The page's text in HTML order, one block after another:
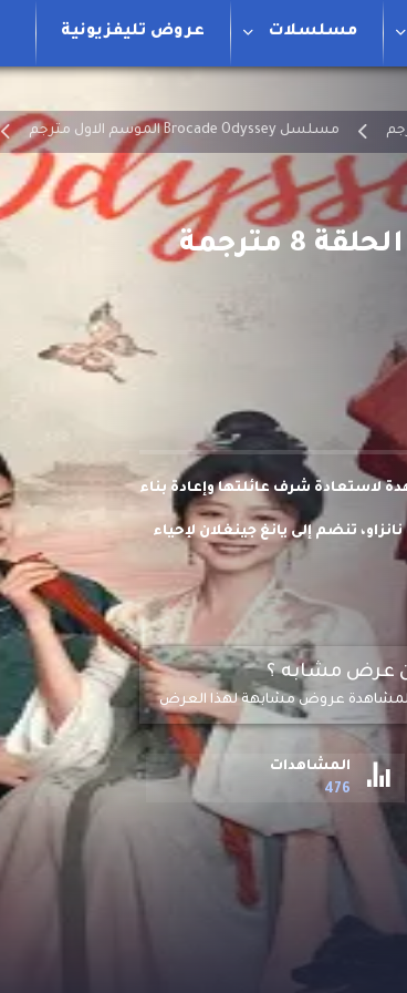
مسلسلات عروض تليفزيونية
مسلسل Brocade Odyssey الموسم الاول مترجم
لاستعادة شرف عائلتها وإعادة بناء
تنضم إلى يانغ جينغلان لإحياء
عرض مشابه ؟
عروض مشابهة لهذا العرض
المشاهدات
476